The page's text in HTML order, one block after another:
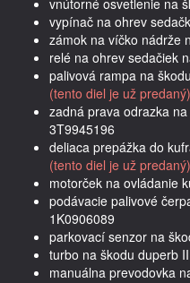
vypínač na ohrev
zámok na víčko nádrže
relé na ohrev sedačiek
palivová rampa na
(tento diel je už predaný)
zadná prava odrazka
3T9945196
deliaca prepážka do
(tento diel je už predaný)
motorček na ovládanie
podávacie palivové
1K0906089
parkovací senzor na
turbo na škodu duperb
manuálna prevodovka